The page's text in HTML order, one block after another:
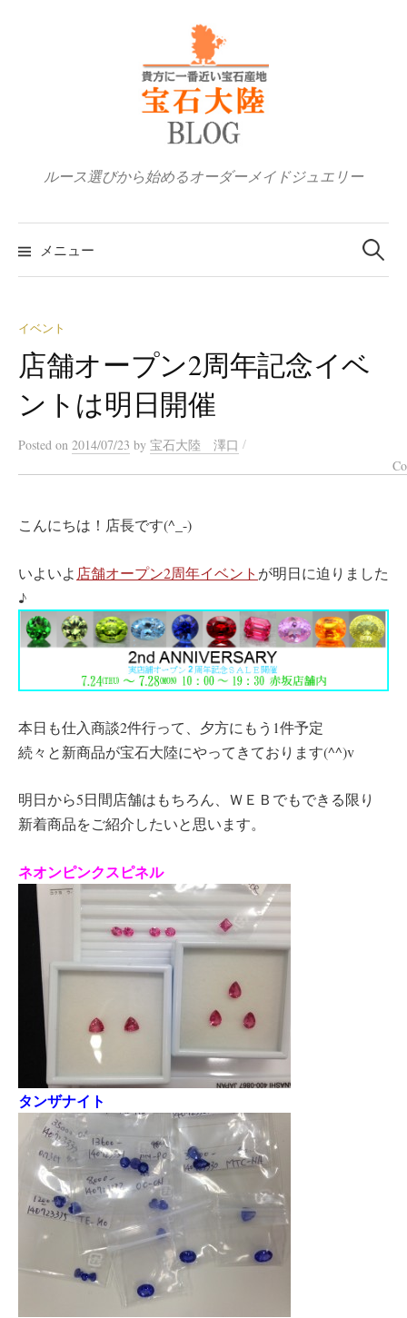
ルース選びから始めるオーダーメイドジュエリー
メニュー
検
索:
イベント
店舗オープン2周年記念イベ
ントは明日開催
Posted on 2014/07/23 by 宝石大陸 澤口 /
こんにちは！店長です(^_-)
いよいよ 店舗オープン2周年イベント が明日に迫りました
♪
本日も仕入商談2件行って、夕方にもう1件予定
続々と新商品が宝石大陸にやってきております(^^)v
明日から5日間店舗はもちろん、ＷＥＢでもできる限り
新着商品をご紹介したいと思います。
ネオンピンクスピネル
タンザナイト